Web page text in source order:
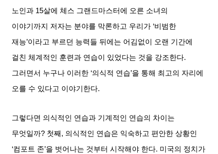
노인과 15살에 체스 그랜드마스터에 오른 소녀의
이야기까지 저자는 분야를 막론하고 우리가 ‘비범한
재능’이라고 부르던 능력들 뒤에는 어김없이 오랜 기간에
걸친 체계적인 훈련과 연습이 있었다는 것을 강조한다.
그러면서 누구나 이러한 ‘의식적 연습’을 통해 최고의 자리에
오를 수 있다고 이야기한다.
그렇다면 의식적인 연습과 기계적인 연습의 차이는
무엇일까? 첫째 , 의식적인 연습은 익숙하고 편안한 상황인
‘컴포트 존’을 벗어나는 것부터 시작해야 한다. 미국의 정치가